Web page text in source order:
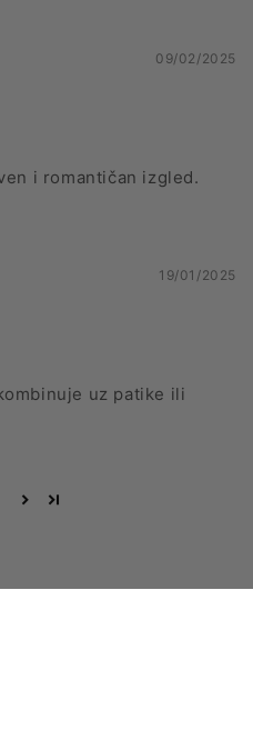
09/02/2025
i romantičan izgled.
19/01/2025
uz patike ili